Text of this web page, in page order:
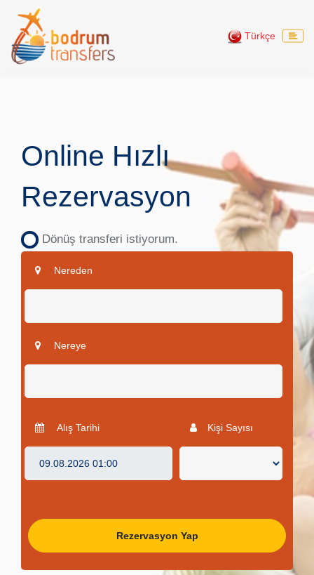
Türkçe
Online Hızlı
Rezervasyon
Dönüş transferi istiyorum.
Nereden
Nereye
Alış Tarihi Kişi Sayısı
Rezervasyon Yap